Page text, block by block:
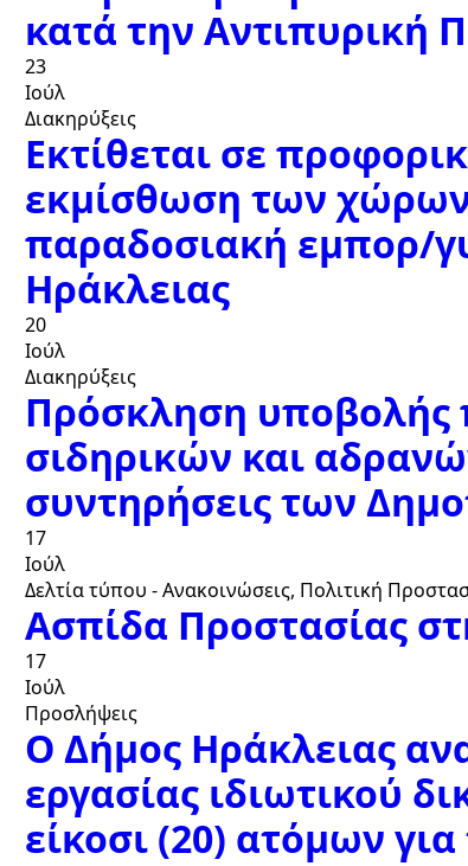
κατά την Αντιπυρική
23
Ιούλ
Διακηρύξεις
Εκτίθεται σε
εκμίσθωση των
παραδοσιακή εμπορ/
Ηράκλειας
20
Ιούλ
Διακηρύξεις
Πρόσκληση υποβολής
σιδηρικών και
συντηρήσεις των
17
Ιούλ
Δελτία τύπου - Ανακοινώσεις Πολιτική
Ασπίδα Προστασίας
17
Ιούλ
Προσλήψεις
Ο Δήμος Ηράκλειας
εργασίας ιδιωτικού
είκοσι (20) ατόμων